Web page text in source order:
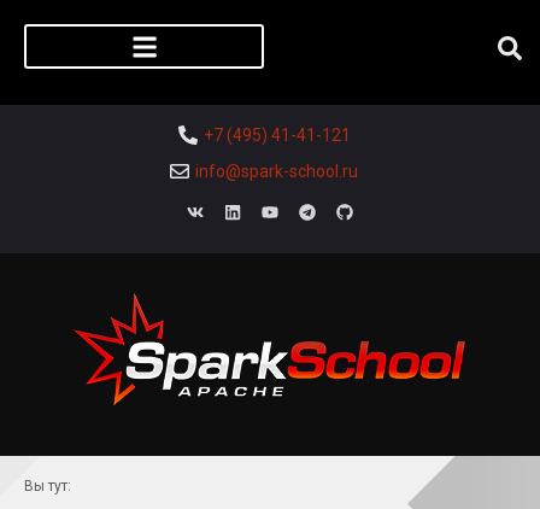
+7 (495) 41-41-121
info@spark-school.ru
Вы тут: